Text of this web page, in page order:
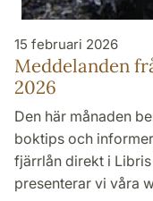
15 februari 2026
Meddelanden
2026
Den här månaden
boktips och
fjärrlån direkt i
presenterar vi våra